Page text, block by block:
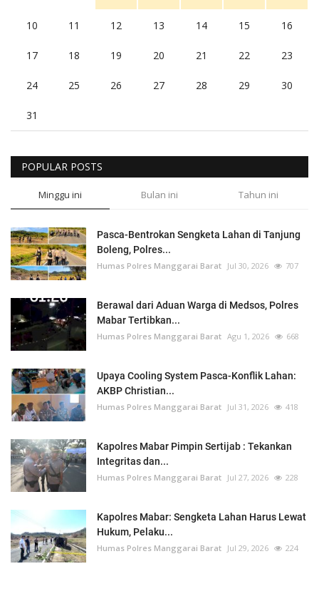
10 11 12 13 14 15 16
17 18 19 20 21 22 23
24 25 26 27 28 29 30
31
POPULAR POSTS
Minggu ini Bulan ini Tahun ini
Pasca-Bentrokan Sengketa Lahan di Tanjung
Boleng, Polres...
Humas Polres Manggarai Barat Jul 30, 2026 707
Berawal dari Aduan Warga di Medsos, Polres
Mabar Tertibkan...
Humas Polres Manggarai Barat Agu 1, 2026 668
Upaya Cooling System Pasca-Konflik Lahan:
AKBP Christian...
Humas Polres Manggarai Barat Jul 31, 2026 418
Kapolres Mabar Pimpin Sertijab : Tekankan
Integritas dan...
Humas Polres Manggarai Barat Jul 27, 2026 228
Kapolres Mabar: Sengketa Lahan Harus Lewat
Hukum, Pelaku...
Humas Polres Manggarai Barat Jul 29, 2026 224